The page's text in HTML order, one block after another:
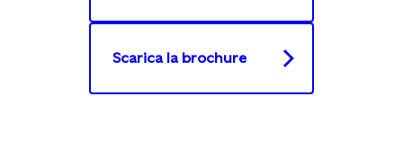
Scarica la brochure